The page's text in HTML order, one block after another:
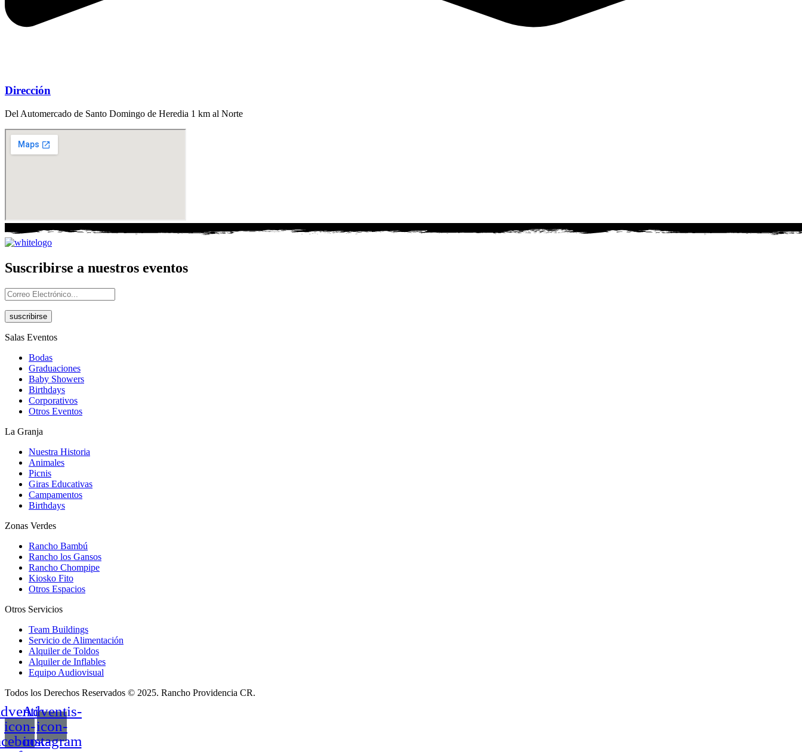
Dirección
Del Automercado de Santo Domingo de Heredia 1 km al Norte
Suscribirse a nuestros eventos
suscribirse
Salas Eventos
Bodas
Graduaciones
Baby Showers
Birthdays
Corporativos
Otros Eventos
La Granja
Nuestra Historia
Animales
Picnis
Giras Educativas
Campamentos
Birthdays
Zonas Verdes
Rancho Bambú
Rancho los Gansos
Rancho Chompipe
Kiosko Fito
Otros Espacios
Otros Servicios
Team Buildings
Servicio de Alimentación
Alquiler de Toldos
Alquiler de Inflables
Equipo Audiovisual
Todos los Derechos Reservados © 2025. Rancho Providencia CR.
icon-
Adventis-
icon-
instagram